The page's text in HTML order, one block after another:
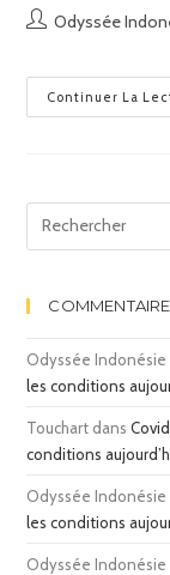
Odyssée
Continuer La
Odyssée Indonésie
les conditions
Touchart dans
conditions
Odyssée Indonésie
les conditions
Odyssée Indonésie